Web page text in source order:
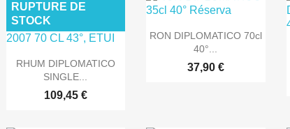
 Aperçu rapide
RHUM DIPLOMATICO
SINGLE...
109,45 €
RUPTURE DE
STOCK
 Aperçu rapide
RON DIPLOMATICO 70cl
40°...
37,90 €